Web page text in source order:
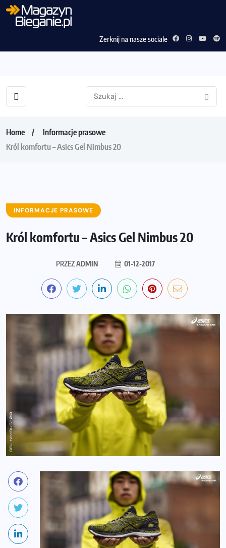
Zerknij na nasze sociale
Home
Informacje prasowe
Król komfortu – Asics Gel Nimbus 20
INFORMACJE PRASOWE
Król komfortu – Asics Gel Nimbus 20
PRZEZADMIN 01-12-2017